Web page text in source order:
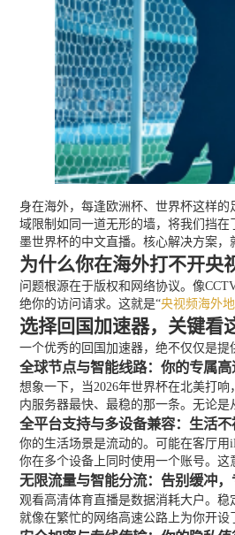
身在海外，每逢欧洲杯、世界杯这样
域限制如同一道无形的墙，将我们挡
墨世界杯的中文直播。核心解决方案，
为什么你在海外打不开央
问题根源在于版权和网络协议。像
绝你的访问请求。这就是“央视频海外
选择回国加速器，关键看
一个优秀的回国加速器，绝不仅仅是
全球节点与智能线路：你的专属高
想象一下，当2026年世界杯在北美打
内服务器最快、最稳的那一条。无论
全平台支持与多设备兼容：生活
你的生活场景是流动的。可能在客厅用
你在多个设备上同时使用一个账号。这
无限流量与智能分流：告别缓冲
观看高清体育直播是数据消耗大户。
就像在繁忙的网络高速公路上为你开设